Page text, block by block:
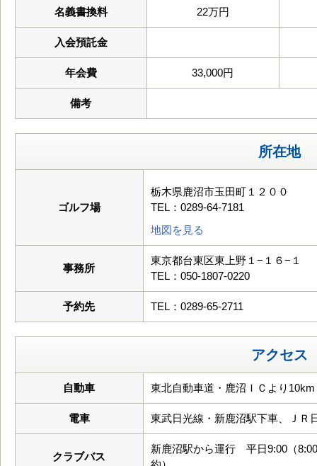
名義書換料 22万円
入会預託金
年会費 33,000円
備考
所在地
ゴルフ場
栃木県鹿沼市玉田町１２００
TEL：0289-64-7181
地図を見る
事務所
東京都台東区東上野１−１６−１
TEL：050-1807-0220
予約先 TEL：0289-65-2711
アクセス
自動車 東北自動車道・鹿沼ＩＣより10km
電車 東武日光線・新鹿沼駅下車、ＪＲ
クラブバス
新鹿沼駅から運行 平日9:00（